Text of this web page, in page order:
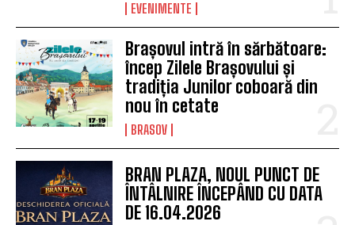
EVENIMENTE
Brașovul intră în sărbătoare:
încep Zilele Brașovului și
tradiția Junilor coboară din
nou în cetate
BRASOV
BRAN PLAZA, NOUL PUNCT DE
ÎNTÂLNIRE ÎNCEPÂND CU DATA
DE 16.04.2026